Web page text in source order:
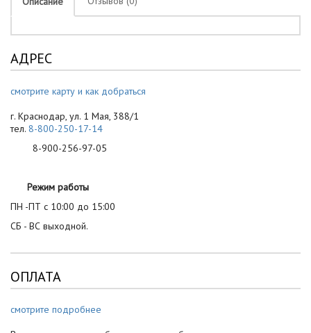
АДРЕС
смотрите карту и как добраться
г. Краснодар, ул. 1 Мая, 388/1
тел. 8-800-250-17-14
8-900-256-97-05
Режим работы
ПН -ПТ с 10:00 до 15:00
СБ - ВС выходной.
ОПЛАТА
смотрите подробнее